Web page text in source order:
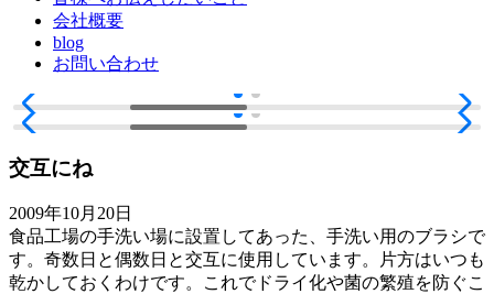
会社概要
blog
お問い合わせ
交互にね
2009年10月20日
食品工場の手洗い場に設置してあった、手洗い用のブラシで
す。奇数日と偶数日と交互に使用しています。片方はいつも
乾かしておくわけです。これでドライ化や菌の繁殖を防ぐこ